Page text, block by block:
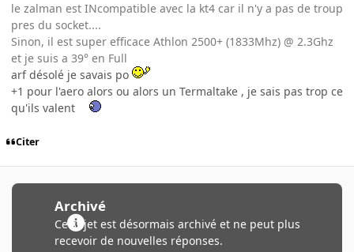
le zalman est INcompatible avec la kt4 car il n'y a pas de troup
pres du socket....
Sinon, il est super efficace Athlon 2500+ (1833Mhz) @ 2.3Ghz
et je suis a 39° en Full
arf désolé je savais po
+1 pour l'aero alors ou alors un Termaltake , je sais pas trop ce
qu'ils valent
Citer
Archivé
Ce sujet est désormais archivé et ne peut plus
recevoir de nouvelles réponses.